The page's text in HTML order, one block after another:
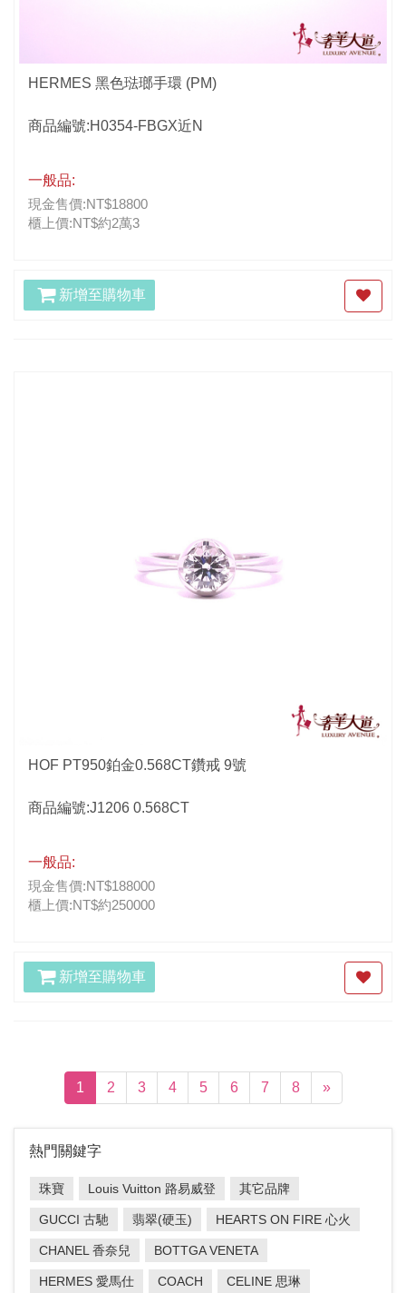
HERMES 黑色琺瑯手環 (PM)
商品編號:H0354-FBGX近N
一般品:
現金售價:NT$18800
櫃上價:NT$約2萬3
新增至購物車
HOF PT950鉑金0.568CT鑽戒 9號
商品編號:J1206 0.568CT
一般品:
現金售價:NT$188000
櫃上價:NT$約250000
新增至購物車
1 (current)
2 3 4 5 6 7 8 »
熱門關鍵字
珠寶 Louis Vuitton 路易威登 其它品牌
GUCCI 古馳 翡翠(硬玉) HEARTS ON FIRE 心火
CHANEL 香奈兒 BOTTGA VENETA
HERMES 愛馬仕 COACH CELINE 思琳